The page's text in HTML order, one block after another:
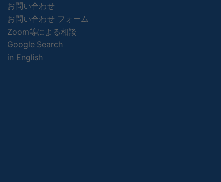
お問い合わせ
お問い合わせ フォーム
Zoom等による相談
Google Search
in English